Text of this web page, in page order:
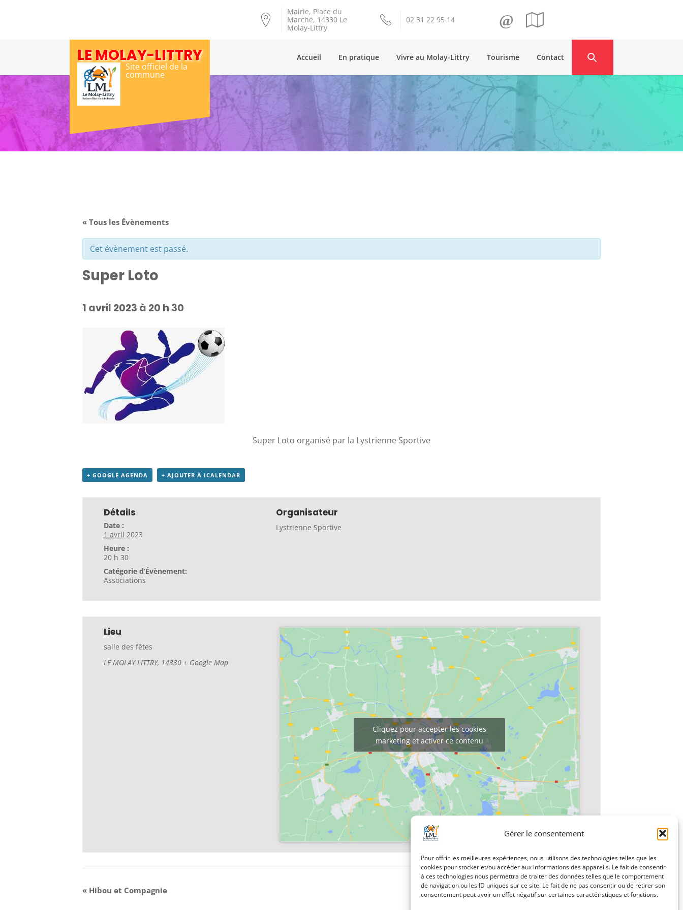
Gérer le consentement
Pour offrir les meilleures expériences, nous utilisons des technologies telles que les
cookies pour stocker et/ou accéder aux informations des appareils. Le fait de consentir
à ces technologies nous permettra de traiter des données telles que le comportement
de navigation ou les ID uniques sur ce site. Le fait de ne pas consentir ou de retirer son
consentement peut avoir un effet négatif sur certaines caractéristiques et fonctions.
Mairie, Place du
Marché, 14330 Le
Molay-Littry
02 31 22 95 14 @
LE MOLAY-LITTRY
Site officiel de la
commune
Accueil En pratique Vivre au Molay-Littry Tourisme Contact
« Tous les Évènements
Cet évènement est passé.
Super Loto
1 avril 2023 à 20 h 30
Super Loto organisé par la Lystrienne Sportive
+ GOOGLE AGENDA + AJOUTER À ICALENDAR
Détails
Date :
1 avril 2023
Heure :
20 h 30
Catégorie d’Évènement:
Associations
Organisateur
Lystrienne Sportive
Lieu
salle des fêtes
LE MOLAY LITTRY, 14330 + Google Map
Cliquez pour accepter les cookies
marketing et activer ce contenu
« Hibou et Compagnie Family Game par l’APE du Collège»